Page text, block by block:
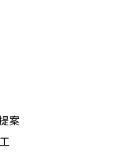
案